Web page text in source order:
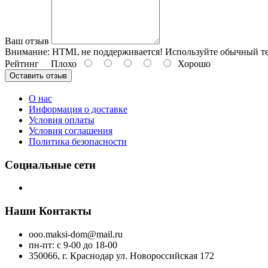
Ваш отзыв
Внимание: HTML не поддерживается! Используйте обычный
Рейтинг Плохо Хорошо
Оставить отзыв
О нас
Информация о доставке
Условия оплаты
Условия соглашения
Политика безопасности
Социальные сети
Наши Контакты
ooo.maksi-dom@mail.ru
пн-пт: с 9-00 до 18-00
350066, г. Краснодар ул. Новороссийская 172